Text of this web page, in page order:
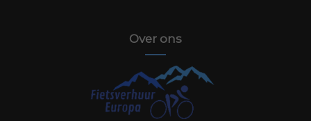
Over ons